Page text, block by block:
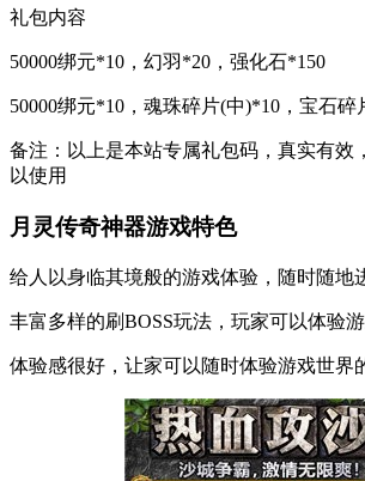
礼包内容
50000绑元*10，幻羽*20，强化石*150
50000绑元*10，魂珠碎片(中)*10，宝石碎
备注：以上是本站专属礼包码，真实有效
以使用
月灵传奇神器游戏特色
给人以身临其境般的游戏体验，随时随地
丰富多样的刷BOSS玩法，玩家可以体验
体验感很好，让家可以随时体验游戏世界